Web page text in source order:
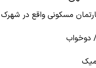
مسکونی واقع در شهرک